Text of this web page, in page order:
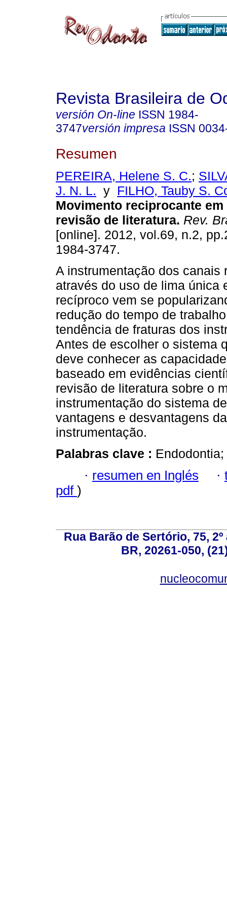
Revista Brasileira de
versión On-line ISSN 1984-
3747versión impresa ISSN
Resumen
PEREIRA, Helene S. C.;
J. N. L. y FILHO, Tauby S.
Movimento reciprocante
revisão de literatura. Rev.
[online]. 2012, vol.69, n.2,
1984-3747.
A instrumentação dos canais
através do uso de lima única
recíproco vem se
redução do tempo de
tendência de fraturas dos
Antes de escolher o sistema
deve conhecer as
baseado em evidências
revisão de literatura sobre o
instrumentação do sistema
vantagens e desvantagens
instrumentação.
Palabras clave :
· resumen en Inglés ·
pdf )
Rua Barão de Sertório, 75,
BR, 20261-050,